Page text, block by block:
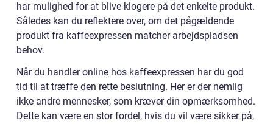
har mulighed for at blive klogere på det enkelte produkt.
Således kan du reflektere over, om det pågældende
produkt fra kaffeexpressen matcher arbejdspladsen
behov.
Når du handler online hos kaffeexpressen har du god
tid til at træffe den rette beslutning. Her er der nemlig
ikke andre mennesker, som kræver din opmærksomhed.
Dette kan være en stor fordel, hvis du vil være sikker på,